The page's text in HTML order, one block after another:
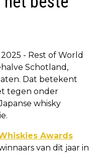
- Rest of World
Schotland,
Dat betekent
tegen onder
whisky
Awards
van dit jaar in